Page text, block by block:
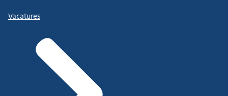
Vacatures